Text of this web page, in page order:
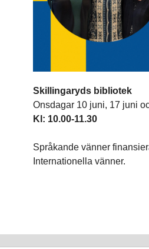
Skillingaryds bibliotek
Onsdagar 10 juni, 17 juni
Kl: 10.00-11.30
Språkande vänner
Internationella vänner.